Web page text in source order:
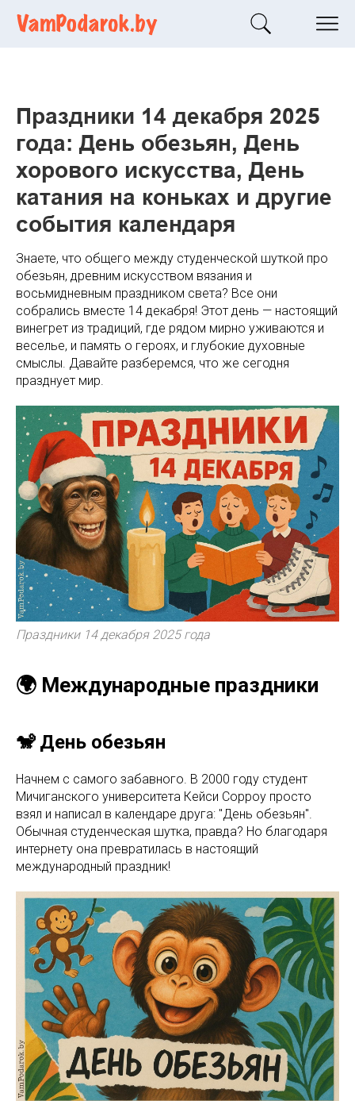
Праздники 14 декабря 2025
года: День обезьян, День
хорового искусства, День
катания на коньках и другие
события календаря
Знаете, что общего между студенческой шуткой про
обезьян, древним искусством вязания и
восьмидневным праздником света? Все они
собрались вместе 14 декабря! Этот день — настоящий
винегрет из традиций, где рядом мирно уживаются и
веселье, и память о героях, и глубокие духовные
смыслы. Давайте разберемся, что же сегодня
празднует мир.
Праздники 14 декабря 2025 года
🌍 Международные праздники
🐒 День обезьян
Начнем с самого забавного. В 2000 году студент
Мичиганского университета Кейси Сорроу просто
взял и написал в календаре друга: "День обезьян".
Обычная студенческая шутка, правда? Но благодаря
интернету она превратилась в настоящий
международный праздник!